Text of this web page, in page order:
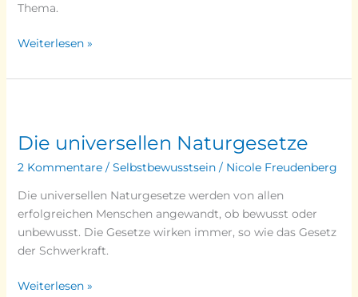
Thema.
Weiterlesen »
Die universellen Naturgesetze
2 Kommentare / Selbstbewusstsein/ Nicole Freudenberg
Die universellen Naturgesetze werden von allen
erfolgreichen Menschen angewandt, ob bewusst oder
unbewusst. Die Gesetze wirken immer, so wie das Gesetz
der Schwerkraft.
Naturgesetze
Weiterlesen »